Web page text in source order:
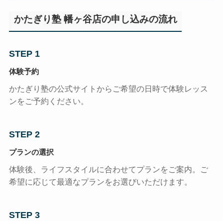
かたぎり塾 幡ヶ谷店の申し込みの流れ
STEP 1
体験予約
かたぎり塾の公式サイトからご希望の日時で体験レッス
ンをご予約ください。
STEP 2
プランの選択
体験後、ライフスタイルに合わせてプランをご案内。ご
希望に応じて最適なプランをお選びいただけます。
STEP 3